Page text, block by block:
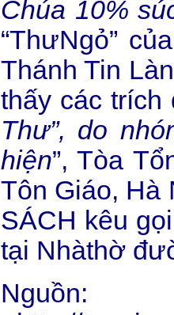
Chúa 10%
“ThưNgỏ”
Thánh Tin
thấy các
Thư”, do
hiện”, Tòa
Tôn Giáo, Hà
SÁCH kêu
tại Nhàthờ
Nguồn: